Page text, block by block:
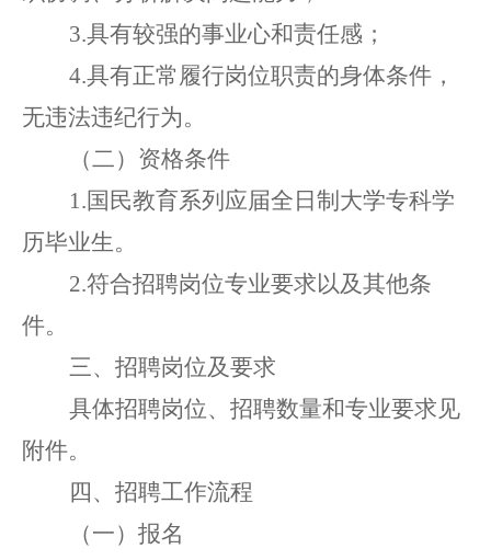
3.具有较强的事业心和责任感 ；
4.具有正常履行岗位职责的身体条件 ，
无违法违纪行为。
（二） 资格条件
1.国民教育系列应届全日制大学专科学
历毕业生。
2.符合招聘岗位专业要求以及其他条
件。
三、招聘岗位及要求
具体招聘岗位、招聘数量和专业要求见
附件。
四、 招聘工作流程
（一）报名